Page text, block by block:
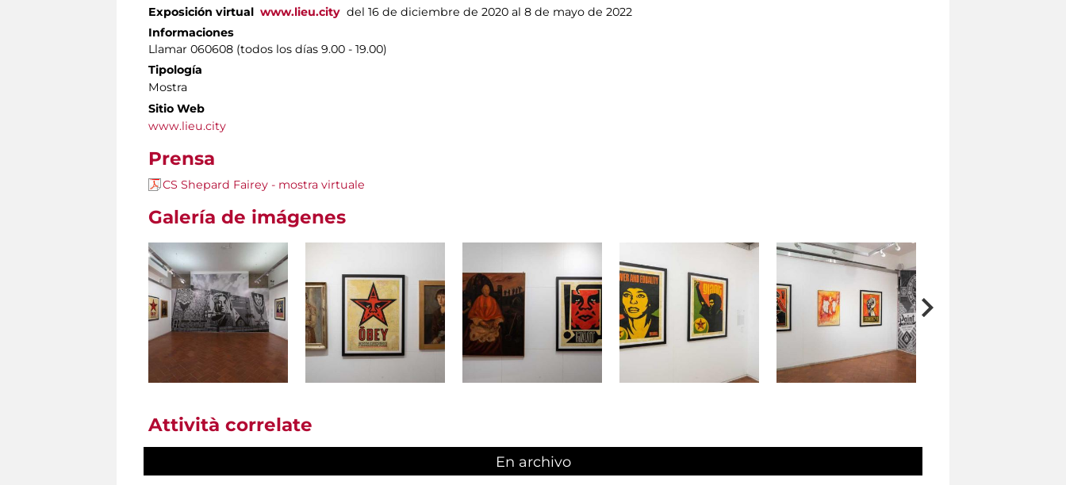
Exposición virtual www.lieu.city del 16 de diciembre de 2020 al 8 de mayo de 2022
Informaciones
Llamar 060608 (todos los días 9.00 - 19.00)
Tipología
Mostra
Sitio Web
www.lieu.city
Prensa
CS Shepard Fairey - mostra virtuale
Galería de imágenes
Attività correlate
En archivo